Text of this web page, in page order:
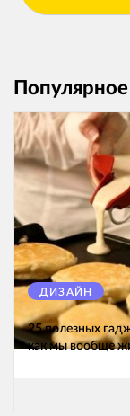
ДИЗАЙН
25 полезных
как мы вообще